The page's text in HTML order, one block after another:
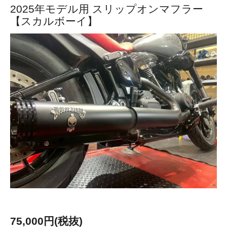
2025年モデル用 スリップオンマフラー
【スカルボーイ】
75,000円(税抜)